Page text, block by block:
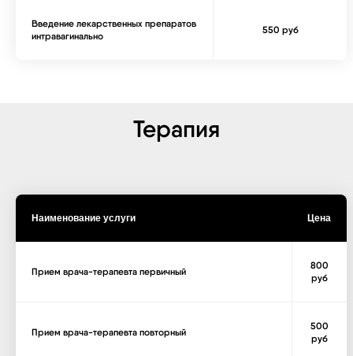
Введение лекарственных препаратов
интравагинально
550 руб
Терапия
Наименование услуги Цена
Прием врача-терапевта первичный
800
руб
Прием врача-терапевта повторный
500
руб